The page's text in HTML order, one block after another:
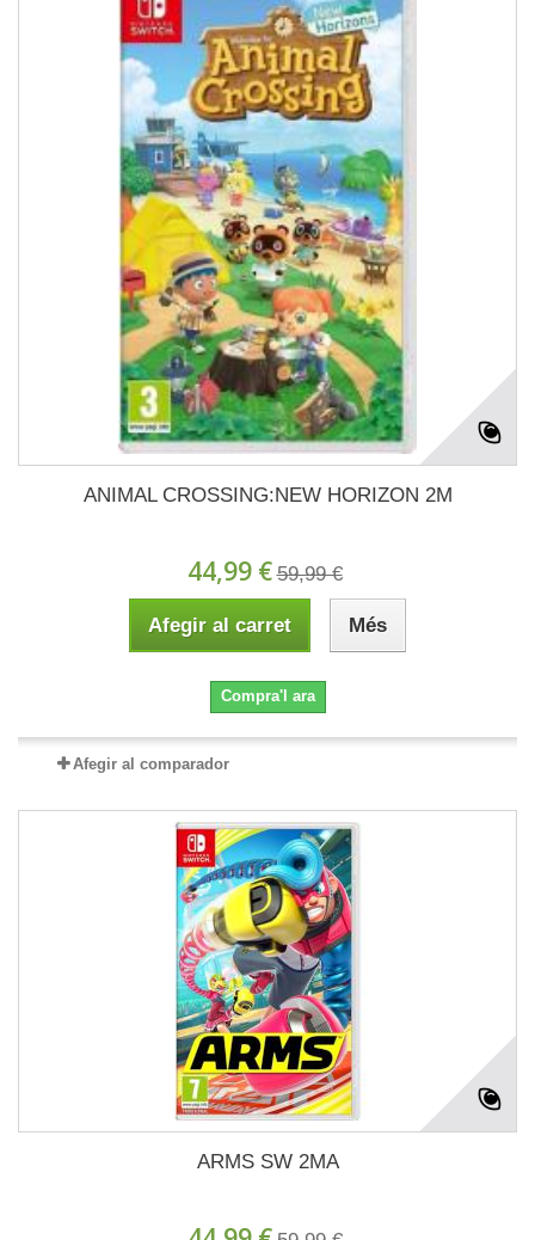
ANIMAL CROSSING:NEW HORIZON 2M
44,99 € 59,99 €
Afegir al carret Més
Compra'l ara
Afegir al comparador
ARMS SW 2MA